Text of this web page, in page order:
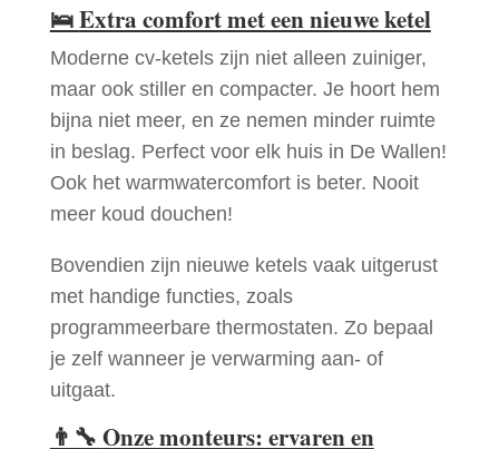
🛌Extra comfort met een nieuwe ketel
Moderne cv-ketels zijn niet alleen zuiniger,
maar ook stiller en compacter. Je hoort hem
bijna niet meer, en ze nemen minder ruimte
in beslag. Perfect voor elk huis in De Wallen!
Ook het warmwatercomfort is beter. Nooit
meer koud douchen!
Bovendien zijn nieuwe ketels vaak uitgerust
met handige functies, zoals
programmeerbare thermostaten. Zo bepaal
je zelf wanneer je verwarming aan- of
uitgaat.
👨‍🔧 Onze monteurs: ervaren en